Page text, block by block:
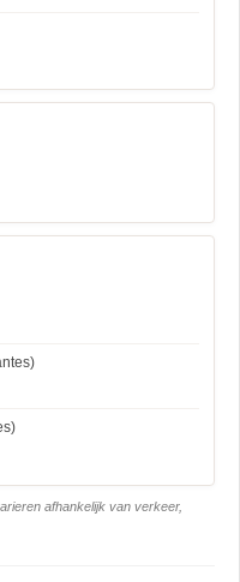
afhankelijk van verkeer,